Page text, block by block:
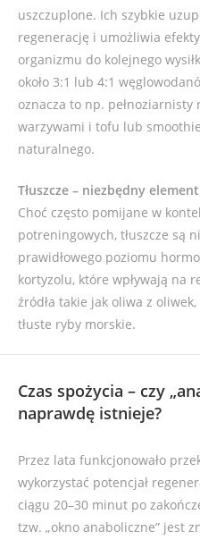
uszczuplone. Ich szybkie
regenerację i umożliwia
organizmu do kolejnego
około 3:1 lub 4:1
oznacza to np. pełnoziarnisty
warzywami i tofu lub
naturalnego.
Tłuszcze – niezbędny
Choć często pomijane w
potreningowych, tłuszcze są
prawidłowego poziomu
kortyzolu, które wpływają na
źródła takie jak oliwa z
tłuste ryby morskie.
Czas spożycia – czy
naprawdę istnieje?
Przez lata funkcjonowało
wykorzystać potencjał
ciągu 20–30 minut po
tzw. „okno anaboliczne” jest